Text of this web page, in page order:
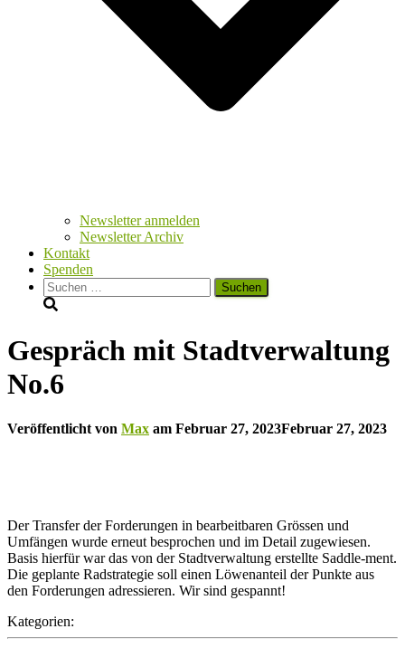
Newsletter anmelden
Newsletter Archiv
Kontakt
Spenden
Suchen
nach:
Gespräch mit Stadtverwaltung
No.6
Veröffentlicht von Max am Februar 27, 2023Februar 27, 2023
Der Transfer der Forderungen in bearbeitbaren Grössen und
Umfängen wurde erneut besprochen und im Detail zugewiesen.
Basis hierfür war das von der Stadtverwaltung erstellte Saddle-ment.
Die geplante Radstrategie soll einen Löwenanteil der Punkte aus
den Forderungen adressieren. Wir sind gespannt!
Kategorien: